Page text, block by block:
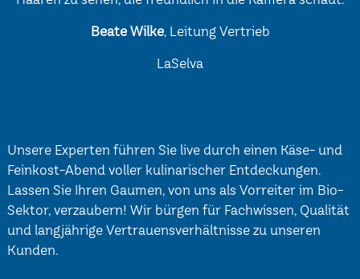
Beate Wilke, Leitung Vertrieb
LaSelva
Unsere Experten führen Sie live durch einen Käse- und
Feinkost-Abend voller kulinarischer Entdeckungen.
Lassen Sie Ihren Gaumen, von uns als Vorreiter im Bio-
Sektor, verzaubern! Wir bürgen für Fachwissen, Qualität
und langjährige Vertrauensverhältnisse zu unseren
Kunden.